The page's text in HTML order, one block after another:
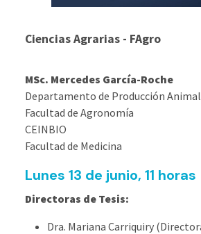
Ciencias Agrarias - FAgro
MSc. Mercedes García-Roche
Departamento de Producción
Facultad de Agronomía
CEINBIO
Facultad de Medicina
Lunes 13 de junio, 11 horas
Directoras de Tesis:
Dra. Mariana Carriquiry